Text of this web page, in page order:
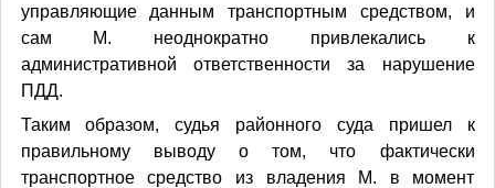
управляющие данным транспортным средством, и
сам М. неоднократно привлекались к
административной ответственности за нарушение
ПДД.
Таким образом, судья районного суда пришел к
правильному выводу о том, что фактически
транспортное средство из владения М. в момент